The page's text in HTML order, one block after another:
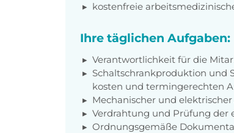
kostenfreie
Ihre täglichen Aufgaben:
Verantwortlichkeit für die
Schaltschrankproduktion und
kosten und termingerechten
Mechanischer und
Verdrahtung und Prüfung der
Ordnungsgemäße